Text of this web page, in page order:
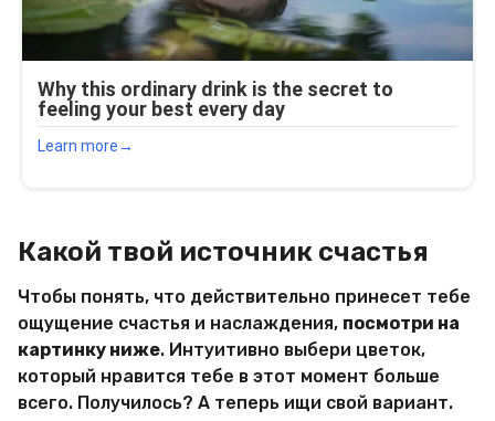
Какой твой источник счастья
Чтобы понять, что действительно принесет тебе
ощущение счастья и наслаждения, посмотри на
картинку ниже. Интуитивно выбери цветок,
который нравится тебе в этот момент больше
всего. Получилось? А теперь ищи свой вариант.